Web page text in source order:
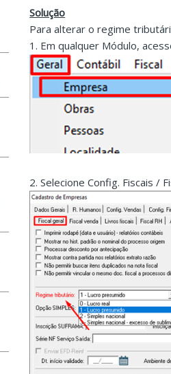
Solução
Para alterar o regime
1. Em qualquer Módulo,
2. Selecione Config. Fiscais /